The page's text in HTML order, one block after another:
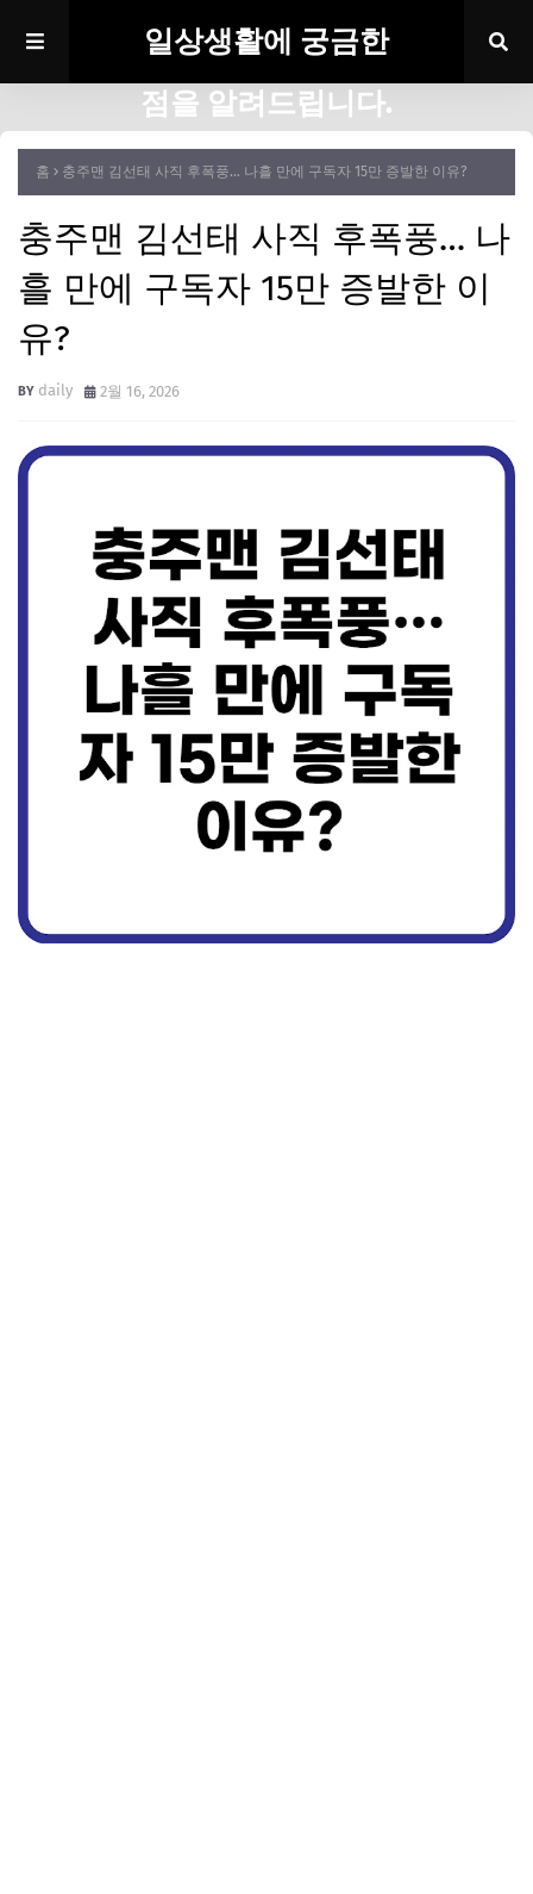
일상생활에 궁금한
점을 알려드립니다.
홈 충주맨 김선태 사직 후폭풍… 나흘 만에 구독자 15만 증발한 이유?
충주맨 김선태 사직 후폭풍… 나
흘 만에 구독자 15만 증발한 이
유?
daily 2월 16, 2026